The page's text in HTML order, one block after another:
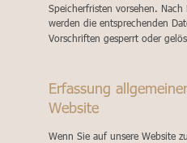
Speicherfristen vorsehen.
werden die entsprechenden
Vorschriften gesperrt oder
Erfassung
Website
Wenn Sie auf unsere Website